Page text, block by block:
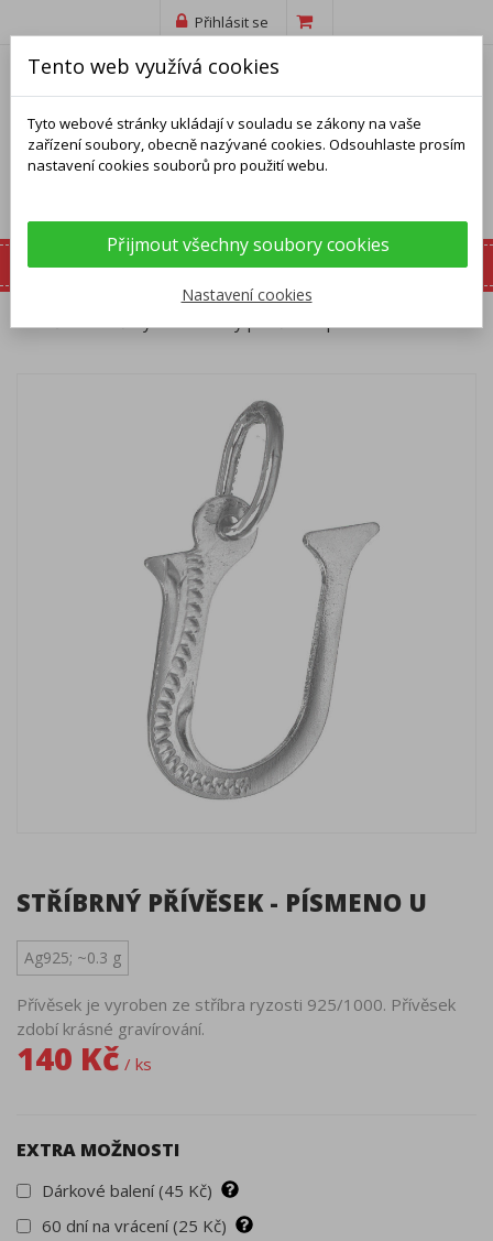
Přihlásit se
Domů Přívěsky Stříbrný přívěsek - písmeno U
STŘÍBRNÝ PŘÍVĚSEK - PÍSMENO U
Ag925; ~0.3 g
Přívěsek je vyroben ze stříbra ryzosti 925/1000. Přívěsek
zdobí krásné gravírování.
140 Kč / ks
EXTRA MOŽNOSTI
Dárkové balení (45 Kč)
60 dní na vrácení (25 Kč)
Tento web využívá cookies
Tyto webové stránky ukládají v souladu se zákony na vaše
zařízení soubory, obecně nazývané cookies. Odsouhlaste prosím
nastavení cookies souborů pro použití webu.
Přijmout všechny soubory cookies
Nastavení cookies